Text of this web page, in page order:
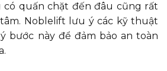
có quấn chặt đến đâu cũng rất
Noblelift lưu ý các kỹ thuật
bước này để đảm bảo an toàn